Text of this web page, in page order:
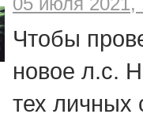
Чтобы
новое л.с.
тех